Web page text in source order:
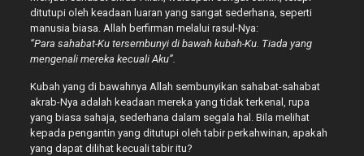
ditutupi oleh keadaan luaran yang sangat sederhana, seperti
manusia biasa. Allah berfirman melalui rasul-Nya:
“Para sahabat-Ku tersembunyi di bawah kubah-Ku. Tiada yang
mengenali mereka kecuali Aku”.
Kubah yang di bawahnya Allah sembunyikan sahabat-sahabat
akrab-Nya adalah keadaan mereka yang tidak terkenal, rupa
yang biasa sahaja, sederhana dalam segala hal. Bila melihat
kepada pengantin yang ditutupi oleh tabir perkahwinan, apakah
yang dapat dilihat kecuali tabir itu?